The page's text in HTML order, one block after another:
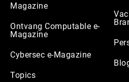
Magazine
Ontvang Computable e-
Magazine
Cybersec e-Magazine
Topics